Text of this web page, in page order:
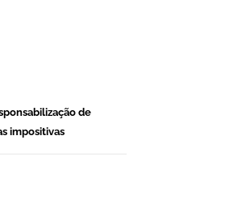
de
impositivas